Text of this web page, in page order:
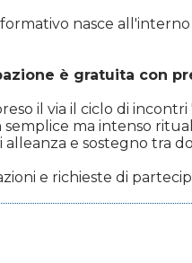
nasce all'interno
è gratuita con
il via il ciclo di
ma intenso
alleanza e sostegno tra
e richieste di